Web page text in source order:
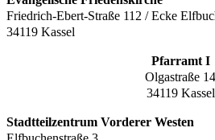
Friedrich-Ebert-Straße 112 / Ecke
34119 Kassel
Pfarramt I
Olgastraße 14
34119 Kassel
Stadtteilzentrum Vorderer Westen